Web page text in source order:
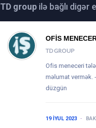
TD group ilə bağlı digər
OFIS
TD GROUP
Ofis meneceri
məlumat vermək.
düzgün
19 IYUL 2023